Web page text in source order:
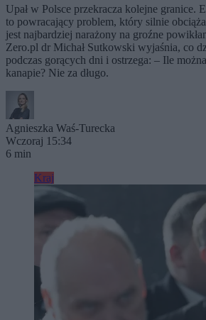
Upał w Polsce przekracza kolejne granice.
to powracający problem, który silnie
jest najbardziej narażony na groźne
Zero.pl dr Michał Sutkowski wyjaśnia, co
podczas gorących dni i ostrzega: – Ile
kanapie? Nie za długo.
Agnieszka Waś-Turecka
Wczoraj 15:34
6 min
Kraj